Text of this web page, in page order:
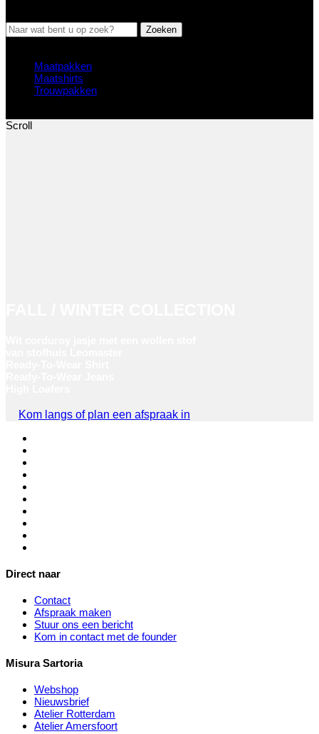
Zoeken
Maatpakken
Maatshirts
Trouwpakken
Scroll
Kom langs of plan een afspraak in
Direct naar
Contact
Afspraak maken
Stuur ons een bericht
Kom in contact met de founder
Misura Sartoria
Webshop
Nieuwsbrief
Atelier Rotterdam
Atelier Amersfoort